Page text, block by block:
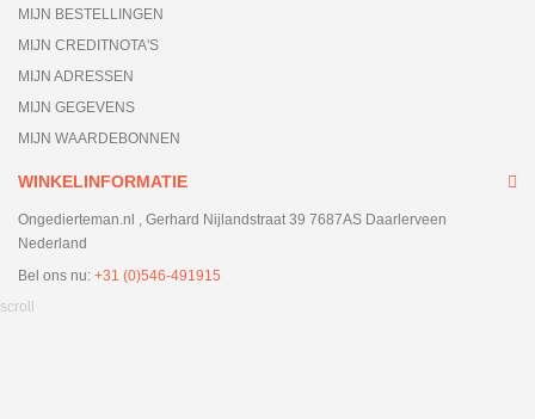
MIJN BESTELLINGEN
MIJN CREDITNOTA'S
MIJN ADRESSEN
MIJN GEGEVENS
MIJN WAARDEBONNEN
WINKELINFORMATIE
Ongedierteman.nl , Gerhard Nijlandstraat 39 7687AS Daarlerveen
Nederland
Bel ons nu: +31 (0)546-491915
scroll